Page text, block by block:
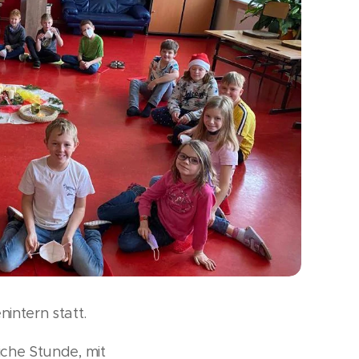
statt.
Stunde, mit